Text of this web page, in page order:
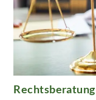
Rechtsberatung